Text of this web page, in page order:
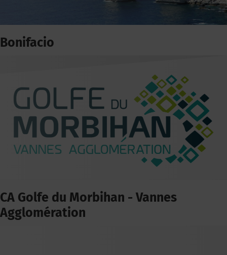
Bonifacio
CA Golfe du Morbihan - Vannes
Agglomération